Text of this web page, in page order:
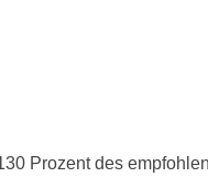
Prozent des